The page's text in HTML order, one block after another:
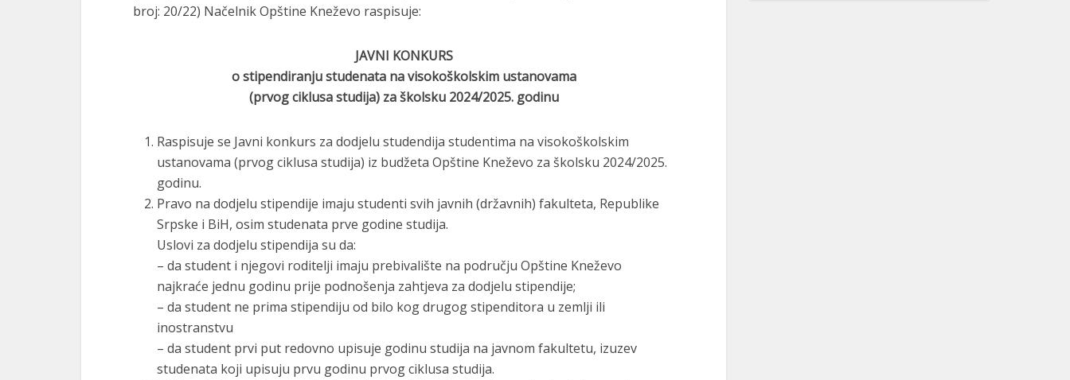
broj: 20/22) Načelnik Opštine Kneževo raspisuje:
JAVNI KONKURS
o stipendiranju studenata na visokoškolskim ustanovama
(prvog ciklusa studija) za školsku 2024/2025. godinu
Raspisuje se Javni konkurs za dodjelu studendija studentima na visokoškolskim
ustanovama (prvog ciklusa studija) iz budžeta Opštine Kneževo za školsku 2024/2025.
godinu.
Pravo na dodjelu stipendije imaju studenti svih javnih (državnih) fakulteta, Republike
Srpske i BiH, osim studenata prve godine studija.
Uslovi za dodjelu stipendija su da:
– da student i njegovi roditelji imaju prebivalište na području Opštine Kneževo
najkraće jednu godinu prije podnošenja zahtjeva za dodjelu stipendije;
– da student ne prima stipendiju od bilo kog drugog stipenditora u zemlji ili
inostranstvu
– da student prvi put redovno upisuje godinu studija na javnom fakultetu, izuzev
studenata koji upisuju prvu godinu prvog ciklusa studija.